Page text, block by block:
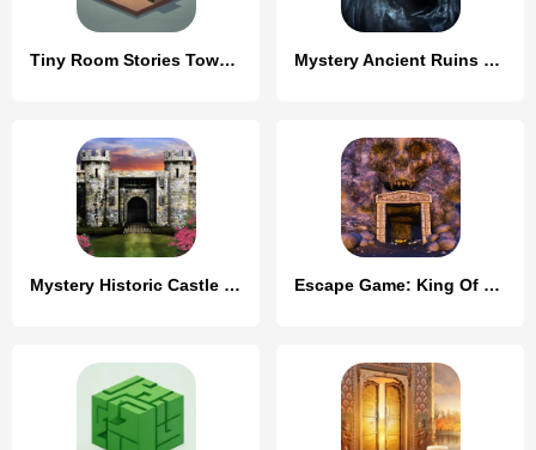
Tiny Room Stories Town Mystery Mystery Ancient Ruins Escape
Mystery Historic Castle Escape Escape Game: King Of Mystery